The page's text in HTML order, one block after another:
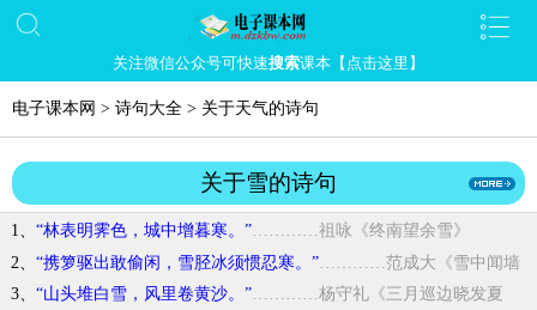
关注微信公众号可快速搜索课本【点击这里】
电子课本网 > 诗句大全 > 关于天气的诗句
关于雪的诗句
1、 “林表明霁色，城中增暮寒。”…………祖咏《终南望余雪》
2、 “携箩驱出敢偷闲，雪胫冰须惯忍寒。”…………范成大《雪中闻墙
外鬻鱼菜者求售之声甚苦有感》
3、 “山头堆白雪，风里卷黄沙。”…………杨守礼《三月巡边晓发夏